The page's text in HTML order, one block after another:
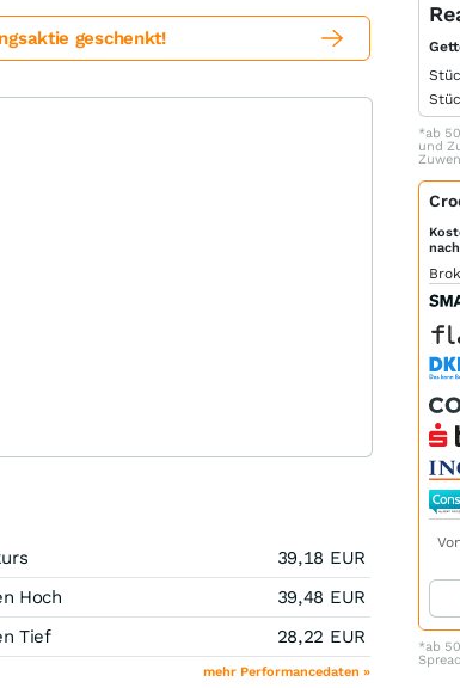
geschenkt!
39,18 EUR
Hoch
39,48 EUR
Tief
28,22 EUR
mehr Performancedaten »
*ab
und
*ab